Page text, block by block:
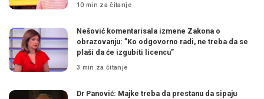
10 min za čitanje
Nešović komentarisala izmene Zakona o
obrazovanju: ”Ko odgovorno radi, ne treba da se
plaši da će izgubiti licencu”
3 min za čitanje
Dr Panović: Majke treba da prestanu da sipaju